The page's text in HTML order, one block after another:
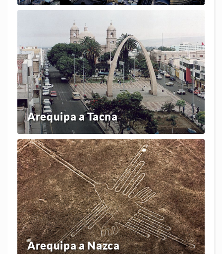
Arequipa a Tacna
Arequipa a Nazca